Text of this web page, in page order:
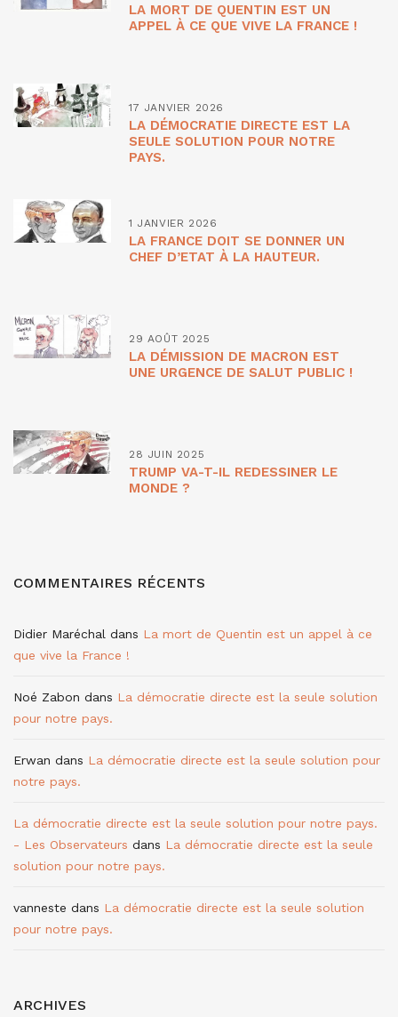
LA MORT DE QUENTIN EST UN
APPEL À CE QUE VIVE LA FRANCE !
17 JANVIER 2026
LA DÉMOCRATIE DIRECTE EST LA
SEULE SOLUTION POUR NOTRE
PAYS.
1 JANVIER 2026
LA FRANCE DOIT SE DONNER UN
CHEF D’ETAT À LA HAUTEUR.
29 AOÛT 2025
LA DÉMISSION DE MACRON EST
UNE URGENCE DE SALUT PUBLIC !
28 JUIN 2025
TRUMP VA-T-IL REDESSINER LE
MONDE ?
COMMENTAIRES RÉCENTS
Didier Maréchal dans La mort de Quentin est un appel à ce
que vive la France !
Noé Zabon dans La démocratie directe est la seule solution
pour notre pays.
Erwan dans La démocratie directe est la seule solution pour
notre pays.
La démocratie directe est la seule solution pour notre pays.
- Les Observateurs dans La démocratie directe est la seule
solution pour notre pays.
vanneste dans La démocratie directe est la seule solution
pour notre pays.
ARCHIVES